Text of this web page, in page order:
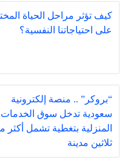
كيف تؤثر مراحل الحياة
على احتياجاتنا النفسية؟
“بروكر” .. منصة إلكترونية
سعودية تدخل سوق الخدمات
المنزلية بتغطية تشمل أكثر
ثلاثين مدينة